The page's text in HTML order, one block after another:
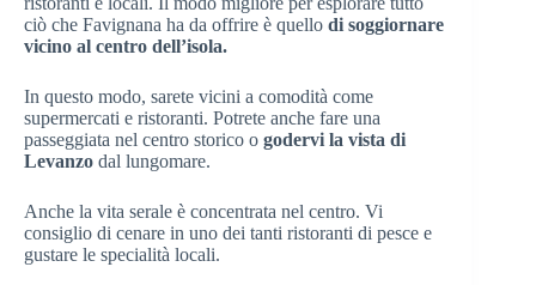
ciò che Favignana ha da offrire è quello di soggiornare
vicino al centro dell’isola.
In questo modo, sarete vicini a comodità come
supermercati e ristoranti. Potrete anche fare una
passeggiata nel centro storico o godervi la vista di
Levanzo dal lungomare.
Anche la vita serale è concentrata nel centro. Vi
consiglio di cenare in uno dei tanti ristoranti di pesce e
gustare le specialità locali.